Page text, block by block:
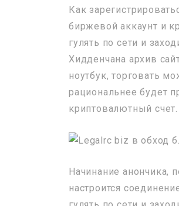
Как
биржевой аккаунт и
гулять по сети и
Хидденчана архив
ноутбук, торговать
рациональнее будет
криптовалютный
Начинание анончика,
настроится